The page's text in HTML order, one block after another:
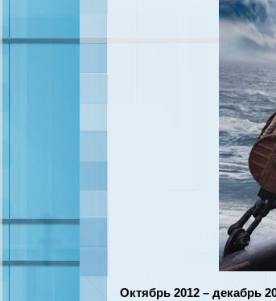
Октябрь 2012 – декабрь